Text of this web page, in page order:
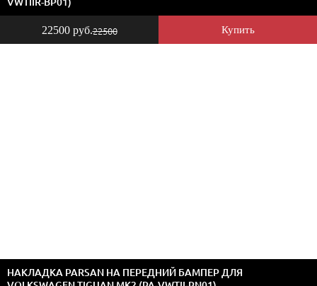
22500 руб.22500 Купить
НАКЛАДКА PARSAN НА ПЕРЕДНИЙ БАМПЕР ДЛЯ